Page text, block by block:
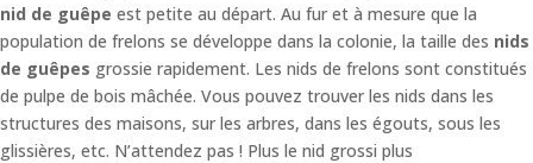
nid de guêpe est petite au départ. Au fur et à mesure que la
population de frelons se développe dans la colonie, la taille des nids
de guêpes grossie rapidement. Les nids de frelons sont constitués
de pulpe de bois mâchée. Vous pouvez trouver les nids dans les
structures des maisons, sur les arbres, dans les égouts, sous les
glissières, etc. N’attendez pas ! Plus le nid grossi plus